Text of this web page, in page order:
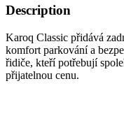
Description
Karoq Classic přidává
komfort parkování a
řidiče, kteří potřebují
přijatelnou cenu.